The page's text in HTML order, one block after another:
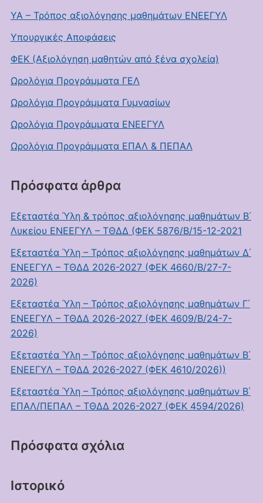
ΥΑ – Τρόπος αξιολόγησης μαθημάτων ΕΝΕΕΓΥΛ
Υπουργικές Αποφάσεις
ΦΕΚ (Αξιολόγηση μαθητών από ξένα σχολεία)
Ωρολόγια Προγράμματα ΓΕΛ
Ωρολόγια Προγράμματα Γυμνασίων
Ωρολόγια Προγράμματα ΕΝΕΕΓΥΛ
Ωρολόγια Προγράμματα ΕΠΑΛ & ΠΕΠΑΛ
Πρόσφατα άρθρα
Εξεταστέα Ύλη & τρόπος αξιολόγησης μαθημάτων Β΄
Λυκείου ΕΝΕΕΓΥΛ – ΤΘΔΔ (ΦΕΚ 5876/Β/15-12-2021
Εξεταστέα Ύλη – Τρόπος αξιολόγησης μαθημάτων Δ΄
ΕΝΕΕΓΥΛ – ΤΘΔΔ 2026-2027 (ΦΕΚ 4660/Β/27-7-
2026)
Εξεταστέα Ύλη – Τρόπος αξιολόγησης μαθημάτων Γ΄
ΕΝΕΕΓΥΛ – ΤΘΔΔ 2026-2027 (ΦΕΚ 4609/Β/24-7-
2026)
Εξεταστέα Ύλη – Τρόπος αξιολόγησης μαθημάτων Β΄
ΕΝΕΕΓΥΛ – ΤΘΔΔ 2026-2027 (ΦΕΚ 4610/2026))
Εξεταστέα Ύλη – Τρόπος αξιολόγησης μαθημάτων Β΄
ΕΠΑΛ/ΠΕΠΑΛ – ΤΘΔΔ 2026-2027 (ΦΕΚ 4594/2026)
Πρόσφατα σχόλια
Ιστορικό